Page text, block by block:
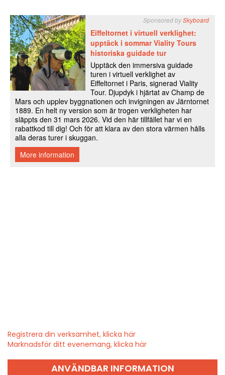
Registrera din verksamhet, klicka här
Marknadsför ditt evenemang, klicka här
ANVÄNDBAR INFORMATION